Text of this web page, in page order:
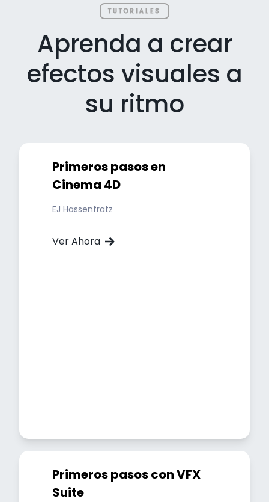
TUTORIALES
Aprenda a crear
efectos visuales a
su ritmo
Primeros pasos en
Cinema 4D
EJ Hassenfratz
Ver Ahora
Primeros pasos con VFX
Suite